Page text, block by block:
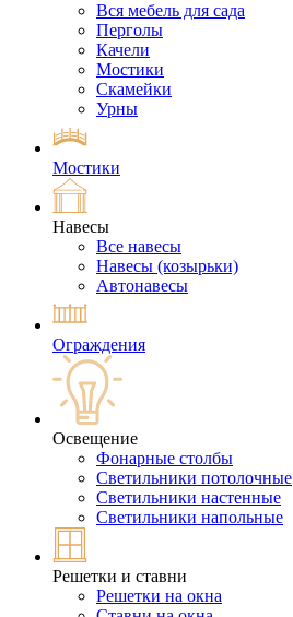
Вся мебель для сада
Перголы
Качели
Мостики
Скамейки
Урны
Мостики
Навесы
Все навесы
Навесы (козырьки)
Автонавесы
Ограждения
Освещение
Фонарные столбы
Светильники потолочные
Светильники настенные
Светильники напольные
Решетки и ставни
Решетки на окна